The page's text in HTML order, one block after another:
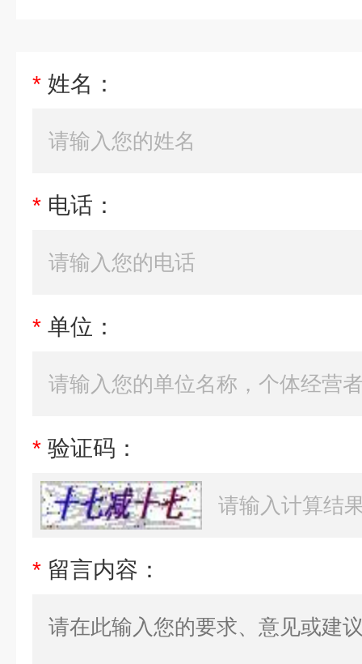
* 姓名：
* 电话：
* 单位：
* 验证码：
* 留言内容：